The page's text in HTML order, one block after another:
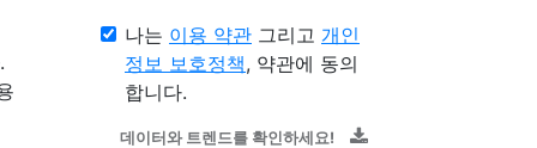
나는 이용 약관 그리고 개인
정보 보호정책, 약관에 동의
합니다.
데이터와 트렌드를 확인하세요!